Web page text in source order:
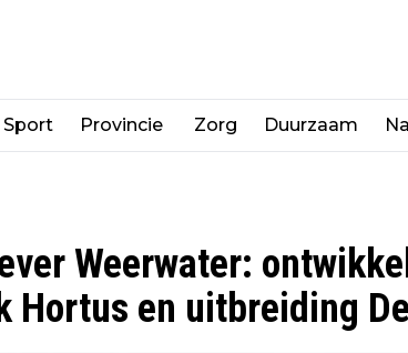
Sport Provincie Zorg Duurzaam
Weerwater:
Hortus en uitbreiding